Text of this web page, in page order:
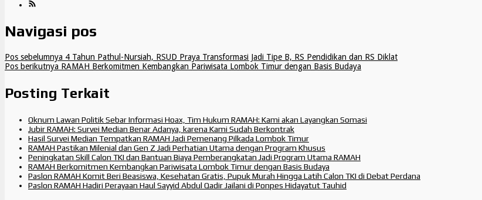
Navigasi pos
Pos sebelumnya 4 Tahun Pathul-Nursiah, RSUD Praya Transformasi Jadi Tipe B, RS Pendidikan dan RS Diklat
Pos berikutnya RAMAH Berkomitmen Kembangkan Pariwisata Lombok Timur dengan Basis Budaya
Posting Terkait
Oknum Lawan Politik Sebar Informasi Hoax, Tim Hukum RAMAH: Kami akan Layangkan Somasi
Jubir RAMAH: Survei Median Benar Adanya, karena Kami Sudah Berkontrak
Hasil Survei Median Tempatkan RAMAH Jadi Pemenang Pilkada Lombok Timur
RAMAH Pastikan Milenial dan Gen Z Jadi Perhatian Utama dengan Program Khusus
Peningkatan Skill Calon TKI dan Bantuan Biaya Pemberangkatan Jadi Program Utama RAMAH
RAMAH Berkomitmen Kembangkan Pariwisata Lombok Timur dengan Basis Budaya
Paslon RAMAH Komit Beri Beasiswa, Kesehatan Gratis, Pupuk Murah Hingga Latih Calon TKI di Debat Perdana
Paslon RAMAH Hadiri Perayaan Haul Sayyid Abdul Qadir Jailani di Ponpes Hidayatut Tauhid